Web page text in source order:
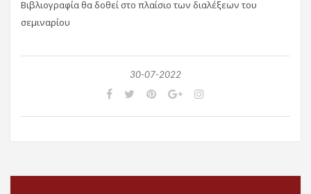
Βιβλιογραφία θα δοθεί στο πλαίσιο των διαλέξεων του
σεμιναρίου
30-07-2022